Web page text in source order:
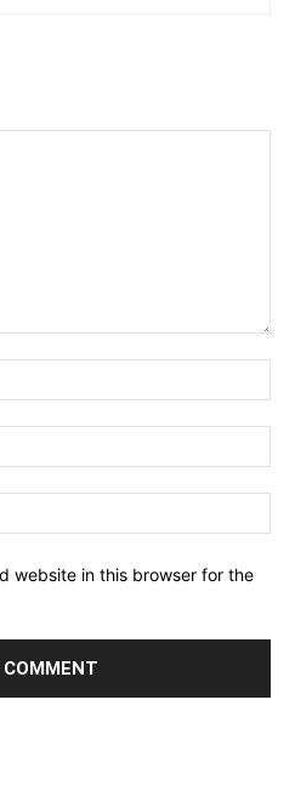
website in this browser for the